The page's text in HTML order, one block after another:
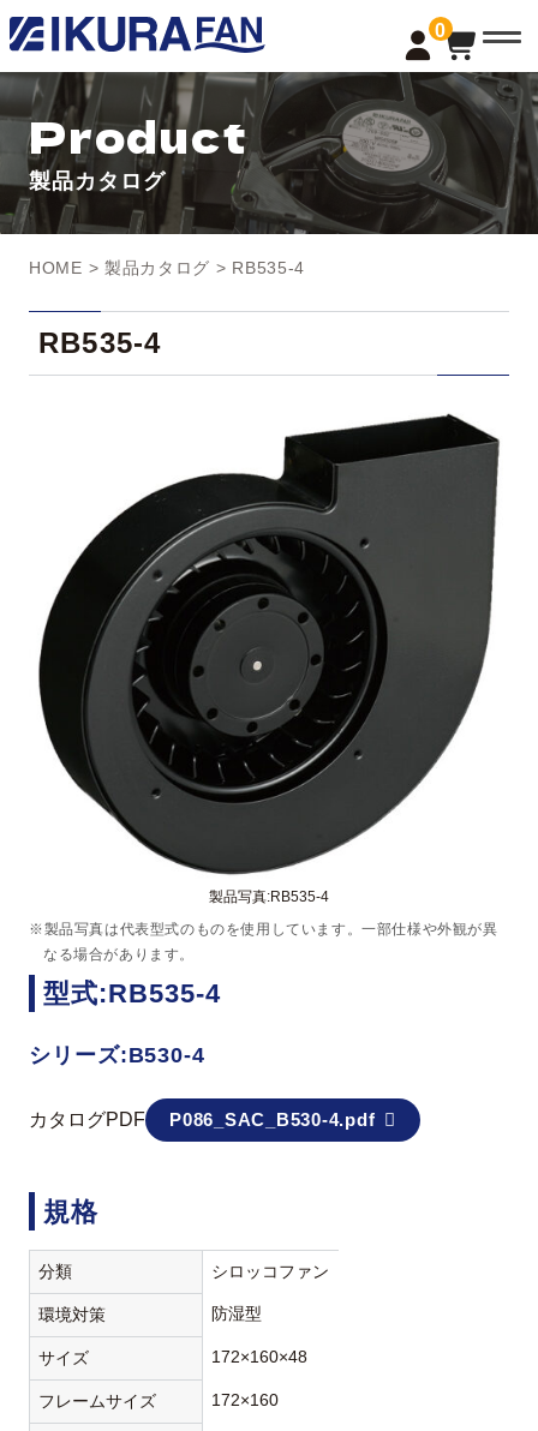
0
t
o
g
l
e
a
v
i
g
a
n
Product
製品カタログ
HOME > 製品カタログ > RB535-4
RB535-4
製品写真:RB535-4
※製品写真は代表型式のものを使用しています。一部仕様や外観が異
なる場合があります。
型式:RB535-4
シリーズ:B530-4
カタログPDF P086_SAC_B530-4.pdf
規格
分類 シロッコファン
環境対策 防湿型
サイズ 172×160×48
フレームサイズ 172×160